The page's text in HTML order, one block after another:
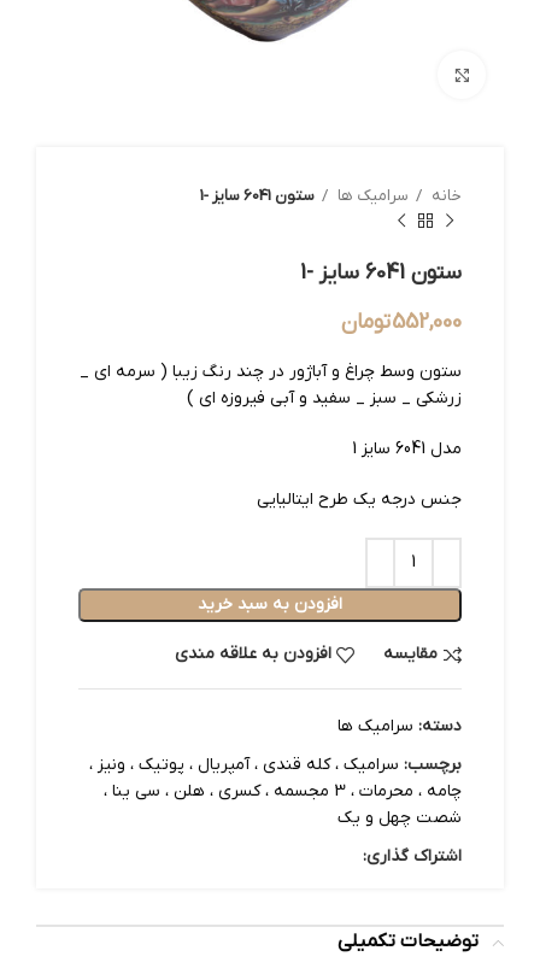
خانه سرامیک ها ستون 6041 سایز -1
ستون 6041 سایز -1
552,000تومان
ستون وسط چراغ و آباژور در چند رنگ زیبا ( سرمه ای _
زرشکی _ سبز _ سفید و آبی فیروزه ای )
مدل 6041 سایز 1
جنس درجه یک طرح ایتالیایی
افزودن به سبد خرید
مقایسه افزودن به علاقه مندی
دسته: سرامیک ها
برچسب: سرامیک ، کله قندی ، آمپریال ، پوتیک ، ونیز ،
چامه ، محرمات ، 3 مجسمه ، کسری ، هلن ، سی ینا ،
شصت چهل و یک
اشتراک گذاری:
توضیحات تکمیلی